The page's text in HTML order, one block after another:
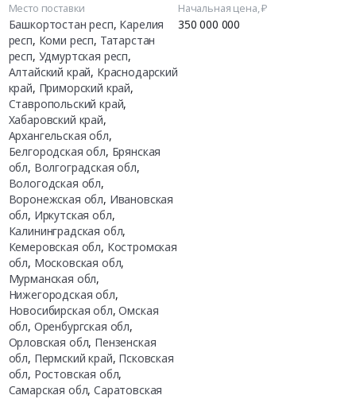
Место поставки
Башкортостан респ, Карелия
респ, Коми респ, Татарстан
респ, Удмуртская респ,
Алтайский край, Краснодарский
край, Приморский край,
Ставропольский край,
Хабаровский край,
Архангельская обл,
Белгородская обл, Брянская
обл, Волгоградская обл,
Вологодская обл,
Воронежская обл, Ивановская
обл, Иркутская обл,
Калининградская обл,
Кемеровская обл, Костромская
обл, Московская обл,
Мурманская обл,
Нижегородская обл,
Новосибирская обл,Омская
обл, Оренбургская обл,
Орловская обл, Пензенская
обл, Пермский край, Псковская
обл, Ростовская обл,
Самарская обл,Саратовская
Начальная цена, ₽
350 000 000